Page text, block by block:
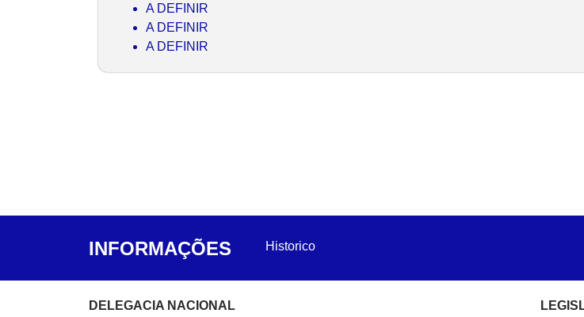
A DEFINIR
A DEFINIR
A DEFINIR
INFORMAÇÕES Historico
DELEGACIA NACIONAL